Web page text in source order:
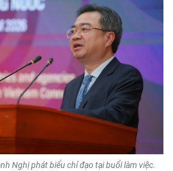
Nghị phát biểu chỉ đạo tại buổi làm việc.